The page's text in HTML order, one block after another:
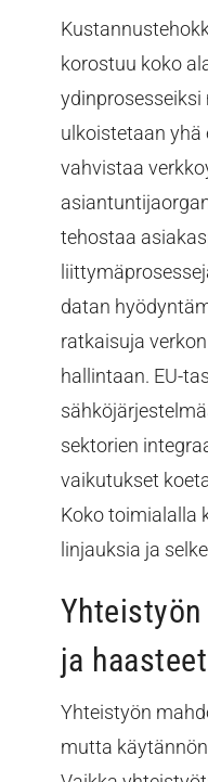
korostuu koko
ulkoistetaan yhä
vahvistaa
tehostaa
datan
ratkaisuja
hallintaan. EU-
sektorien
vaikutukset
Koko toimialalla
linjauksia ja
ja haasteet
Yhteistyön
mutta